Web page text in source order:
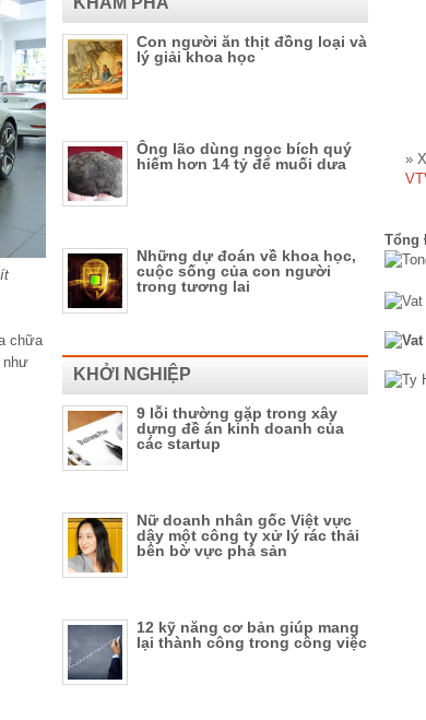
chữa
như
Con người ăn thịt đồng loại và
lý giải khoa học
Ông lão dùng ngọc bích quý
hiếm hơn 14 tỷ để muối dưa
Những dự đoán về khoa học,
cuộc sống của con người
trong tương lai
KHỞI NGHIỆP
9 lỗi thường gặp trong xây
dựng đề án kinh doanh của
các startup
Nữ doanh nhân gốc Việt vực
dậy một công ty xử lý rác thải
bên bờ vực phá sản
12 kỹ năng cơ bản giúp mang
lại thành công trong công việc
»
Tổng